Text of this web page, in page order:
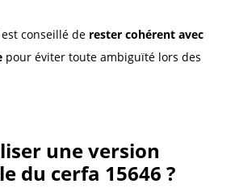
conseillé de rester cohérent avec
pour éviter toute ambiguïté lors des
une version
du cerfa 15646 ?